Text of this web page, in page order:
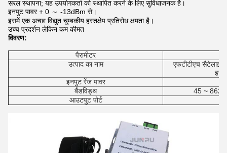
सरल स्थापना; यह उपयोगकर्ता को स्थापित करने के लिए सुविधाजनक है।
इनपुट पावर + 0 ～ -13dBm से।
इसमें एक अच्छा विद्युत चुम्बकीय हस्तक्षेप प्रतिरोध क्षमता है।
उच्च प्रदर्शन लेकिन कम कीमत
विवरण:
पैरामीटर
उत्पाद का नाम
एफटीटीएच
इनपुट रेंज पावर
बैंडविड्थ
45 ~
आउटपुट पोर्ट